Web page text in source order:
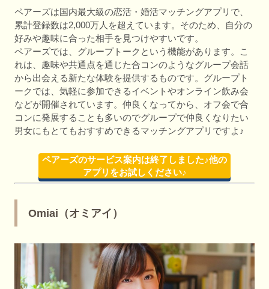
ペアーズは国内最大級の恋活・婚活マッチングアプリで、
累計登録数は2,000万人を超えています。そのため、自分の
好みや趣味に合った相手を見つけやすいです。
ペアーズでは、グループトークという機能があります。こ
れは、趣味や共通点を通じた合コンのようなグループ会話
から出会える新たな体験を提供するものです。グループト
ークでは、気軽に参加できるイベントやオンライン飲み会
などが開催されています。仲良くなってから、オフ会で合
コンに発展することも多いのでグループで仲良くなりたい
男女にもとてもおすすめできるマッチングアプリですよ♪
ペアーズのサービス案内は終了しました♪他の
アプリをお試しください♪
Omiai（オミアイ）